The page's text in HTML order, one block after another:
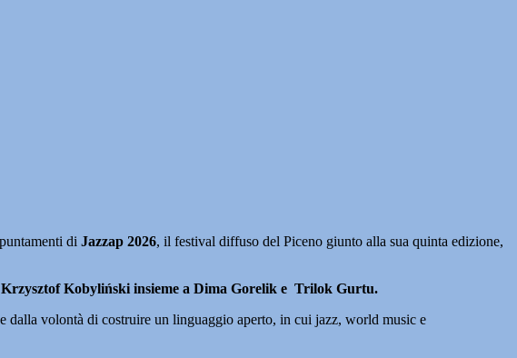
di Jazzap 2026, il festival diffuso del Piceno giunto alla sua quinta edizione,
Krzysztof Kobyliński insieme a Dima Gorelik e Trilok Gurtu.
volontà di costruire un linguaggio aperto, in cui jazz, world music e